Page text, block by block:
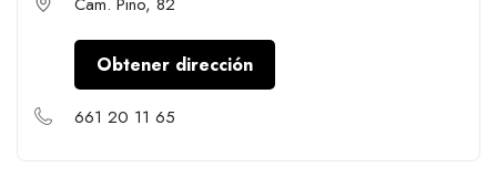
Obtener dirección
661 20 11 65